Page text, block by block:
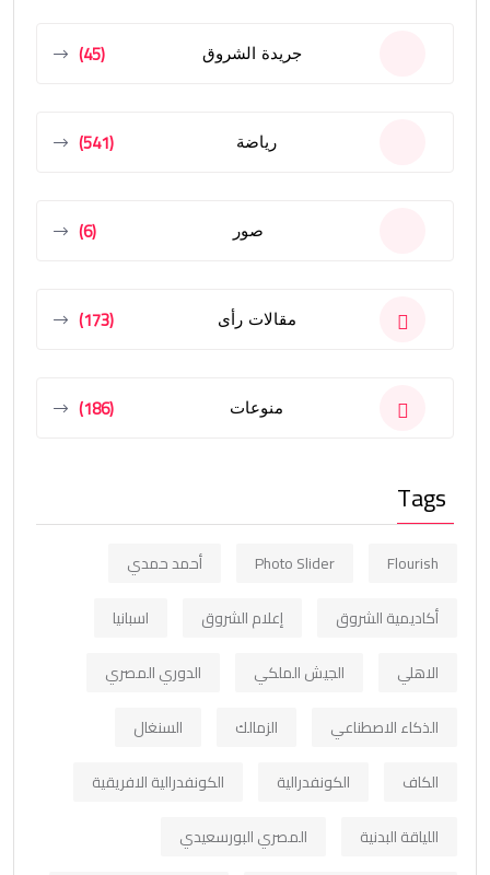
جريدة الشروق (45)
رياضة (541)
صور (6)
مقالات رأى (173)
منوعات (186)
Tags
Flourish
Photo Slider
أحمد حمدي
أكاديمية الشروق
إعلام الشروق
اسبانيا
الاهلي
الجيش الملكي
الدوري المصري
الذكاء الاصطناعي
الزمالك
السنغال
الكاف
الكونفدرالية
الكونفدرالية الافريقية
اللياقة البدنية
المصري البورسعيدي